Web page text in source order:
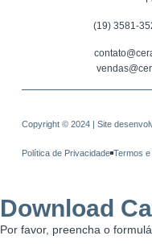
(19) 3581-
Copyright © 2024 | Site
Política de Privacidade Termos
Download
Por favor, preencha o